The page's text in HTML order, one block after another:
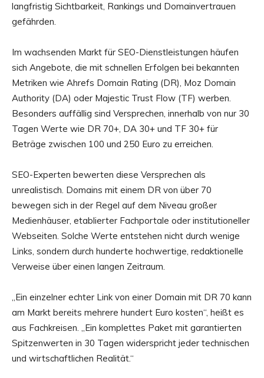
langfristig Sichtbarkeit, Rankings und Domainvertrauen
gefährden.
Im wachsenden Markt für SEO-Dienstleistungen häufen
sich Angebote, die mit schnellen Erfolgen bei bekannten
Metriken wie Ahrefs Domain Rating (DR), Moz Domain
Authority (DA) oder Majestic Trust Flow (TF) werben.
Besonders auffällig sind Versprechen, innerhalb von nur 30
Tagen Werte wie DR 70+, DA 30+ und TF 30+ für
Beträge zwischen 100 und 250 Euro zu erreichen.
SEO-Experten bewerten diese Versprechen als
unrealistisch. Domains mit einem DR von über 70
bewegen sich in der Regel auf dem Niveau großer
Medienhäuser, etablierter Fachportale oder institutioneller
Webseiten. Solche Werte entstehen nicht durch wenige
Links, sondern durch hunderte hochwertige, redaktionelle
Verweise über einen langen Zeitraum.
„Ein einzelner echter Link von einer Domain mit DR 70 kann
am Markt bereits mehrere hundert Euro kosten“, heißt es
aus Fachkreisen. „Ein komplettes Paket mit garantierten
Spitzenwerten in 30 Tagen widerspricht jeder technischen
und wirtschaftlichen Realität.“